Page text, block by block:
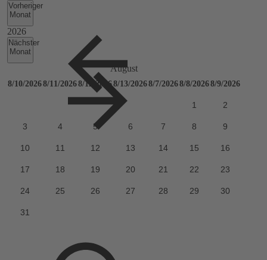
Vorheriger
Monat
Nächster
Monat